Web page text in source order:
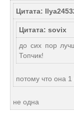
Цитата:
Цитата: sovix
до сих пор
Топчик!
потому что она
не одна